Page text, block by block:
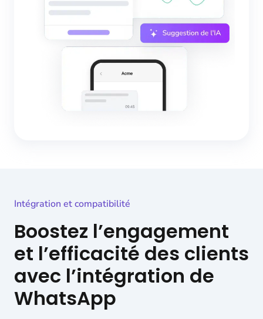
Intégration et compatibilité
Boostez l’engagement
et l’efficacité des clients
avec l’intégration de
WhatsApp